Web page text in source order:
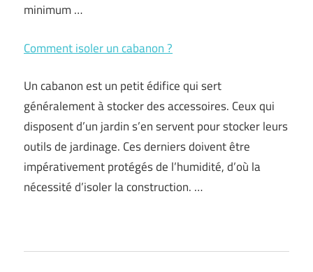
minimum …
Comment isoler un cabanon ?
Un cabanon est un petit édifice qui sert
généralement à stocker des accessoires. Ceux qui
disposent d’un jardin s’en servent pour stocker leurs
outils de jardinage. Ces derniers doivent être
impérativement protégés de l’humidité, d’où la
nécessité d’isoler la construction. …